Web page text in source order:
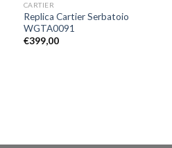
CARTIER
Replica Cartier Serbatoio
WGTA0091
€399,00